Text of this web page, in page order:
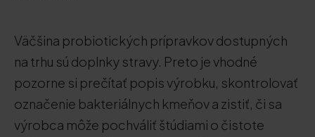
Väčšina probiotických prípravkov dostupných
na trhu sú doplnky stravy. Preto je vhodné
pozorne si prečítať popis výrobku, skontrolovať
označenie bakteriálnych kmeňov a zistiť, či sa
výrobca môže pochváliť štúdiami o čistote